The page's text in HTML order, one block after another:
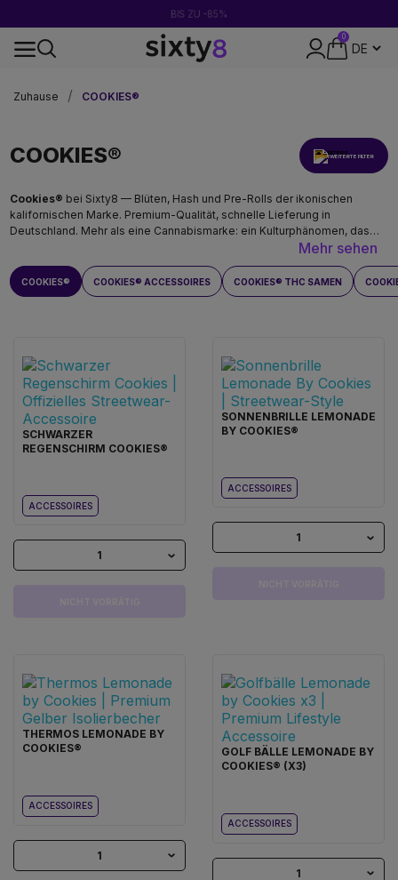
BIS ZU -85%
0
Zuhause
COOKIES®
COOKIES® ERWEITERTE FILTER
Cookies® bei Sixty8 — Blüten, Hash und Pre-Rolls der ikonischen
kalifornischen Marke. Premium-Qualität, schnelle Lieferung in
Deutschland. Mehr als eine Cannabismarke: ein Kulturphänomen, das
aus der Bay Area kam und die Welt eroberte. Bei Sixty8 als offizieller
Händler in Deutschland.
Mehr sehen
COOKIES® COOKIES® ACCESSOIRES COOKIES® THC SAMEN
SCHWARZER
REGENSCHIRM COOKIES®
ACCESSOIRES
1
SONNENBRILLE LEMONADE
BY COOKIES®
ACCESSOIRES
1
THERMOS LEMONADE BY
COOKIES®
ACCESSOIRES
1
GOLF BÄLLE LEMONADE BY
COOKIES® (X3)
ACCESSOIRES
1